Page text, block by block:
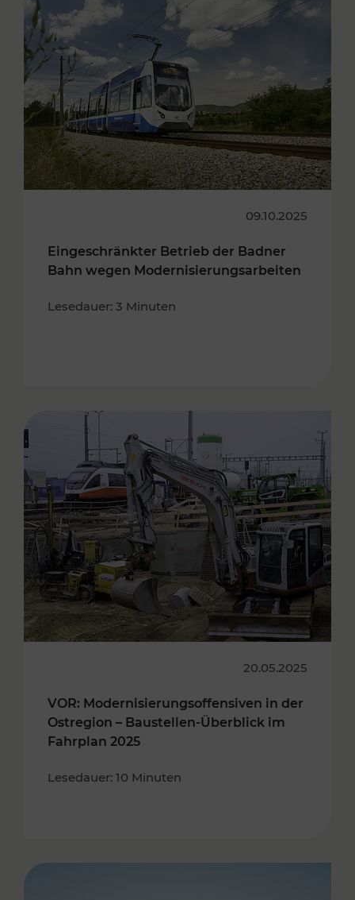
09.10.2025
Eingeschränkter Betrieb der Badner
Bahn wegen Modernisierungsarbeiten
Lesedauer: 3 Minuten
20.05.2025
VOR: Modernisierungsoffensiven in der
Ostregion – Baustellen-Überblick im
Fahrplan 2025
Lesedauer: 10 Minuten